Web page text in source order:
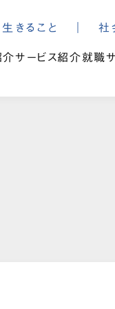
、生きること ｜
介サービス紹介就職